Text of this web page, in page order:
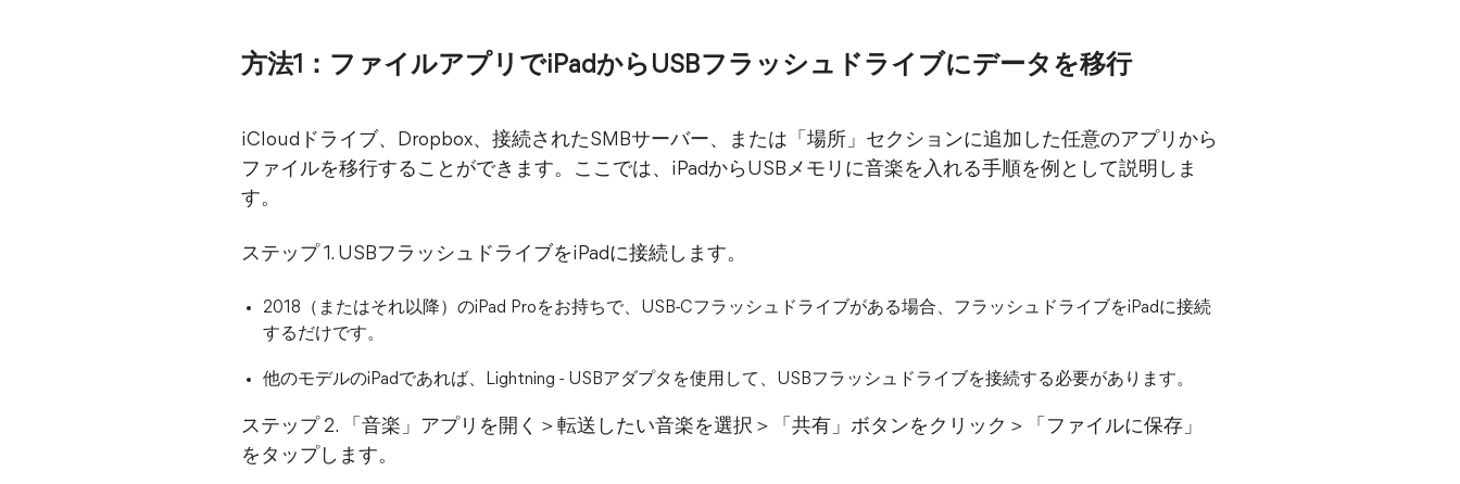
方法1：ファイルアプリでiPadからUSBフラッシュドライブにデータを移行
iCloudドライブ、Dropbox、接続されたSMBサーバー、または「場所」セクションに追加した任意のアプリから
ファイルを移行することができます。ここでは、iPadからUSBメモリに音楽を入れる手順を例として説明しま
す。
ステップ 1. USBフラッシュドライブをiPadに接続します。
2018（またはそれ以降）のiPad Proをお持ちで、USB-Cフラッシュドライブがある場合、フラッシュドライブをiPadに接続
するだけです。
他のモデルのiPadであれば、Lightning - USBアダプタを使用して、USBフラッシュドライブを接続する必要があります。
ステップ 2. 「音楽」アプリを開く＞転送したい音楽を選択＞「共有」ボタンをクリック＞「ファイルに保存」
をタップします。